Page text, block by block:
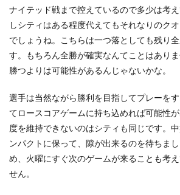
ナイテッド戦まで控えているので多少は考
しシティはある程度代えてもそれなりのク
でしょうね。こちらは一つ落としても残り
す。もちろん全勝が確実なんてことはあり
勝つよりは可能性があるんじゃないかな。
選手は当然ながら勝利を目指してプレーを
てロースコアゲームに持ち込めれば可能性
度を維持できないのはシティも同じです。
ンパクトに保って、隙が出来るのを待ちま
め、火曜にすぐ次のゲームが来ることも考
せん。